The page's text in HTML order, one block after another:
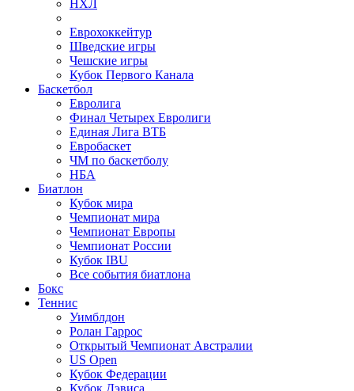
НХЛ
Еврохоккейтур
Шведские игры
Чешские игры
Кубок Первого Канала
Баскетбол
Евролига
Финал Четырех Евролиги
Единая Лига ВТБ
Евробаскет
ЧМ по баскетболу
НБА
Биатлон
Кубок мира
Чемпионат мира
Чемпионат Европы
Чемпионат России
Кубок IBU
Все события биатлона
Бокс
Теннис
Уимблдон
Ролан Гаррос
Открытый Чемпионат Австралии
US Open
Кубок Федерации
Кубок Дэвиса